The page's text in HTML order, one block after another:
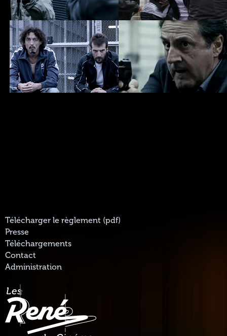
Télécharger le règlement (pdf)
Presse
Téléchargements
Contact
Administration